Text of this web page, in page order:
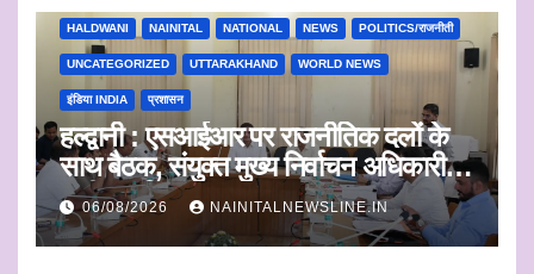
HALDWANI NAINITAL NATIONAL NEWS POLITICS/राजनीती
UNCATEGORIZED UTTARAKHAND WORLD NEWS
इंडिया INDIA प्रशासन
हल्द्वानी : एसआईआर पर राजनीतिक दलों के
साथ बैठक, संयुक्त मुख्य निर्वाचन अधिकारी ने
सुनी आपत्तियां
06/08/2026 NAINITALNEWSLINE.IN